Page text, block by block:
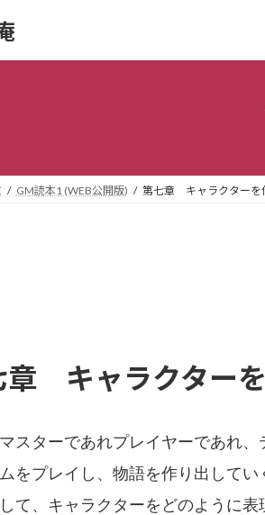
GM読本1 (WEB公開版) 第七章 キャラクターを
章 キャラクター
スターであれプレイヤーであれ
をプレイし、物語を作り出して
て、キャラクターをどのように